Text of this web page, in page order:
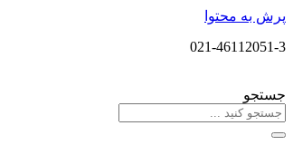
پرش به محتوا
021-46112051-3
جستجو